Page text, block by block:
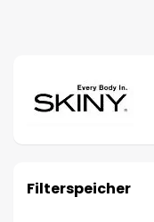
Filterspeicher